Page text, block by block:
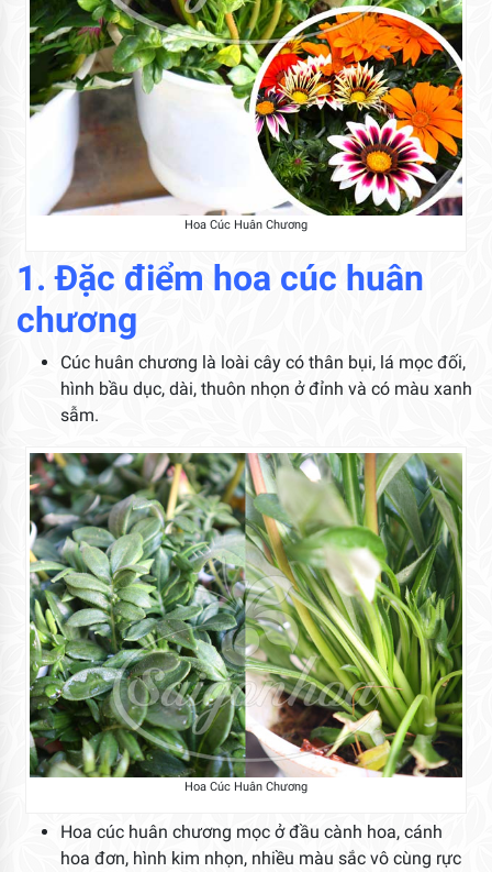
Hoa Cúc Huân Chương
1. Đặc điểm hoa cúc huân
chương
Cúc huân chương là loài cây có thân bụi, lá mọc đối,
hình bầu dục, dài, thuôn nhọn ở đỉnh và có màu xanh
sẫm.
Hoa Cúc Huân Chương
Hoa cúc huân chương mọc ở đầu cành hoa, cánh
hoa đơn, hình kim nhọn, nhiều màu sắc vô cùng rực